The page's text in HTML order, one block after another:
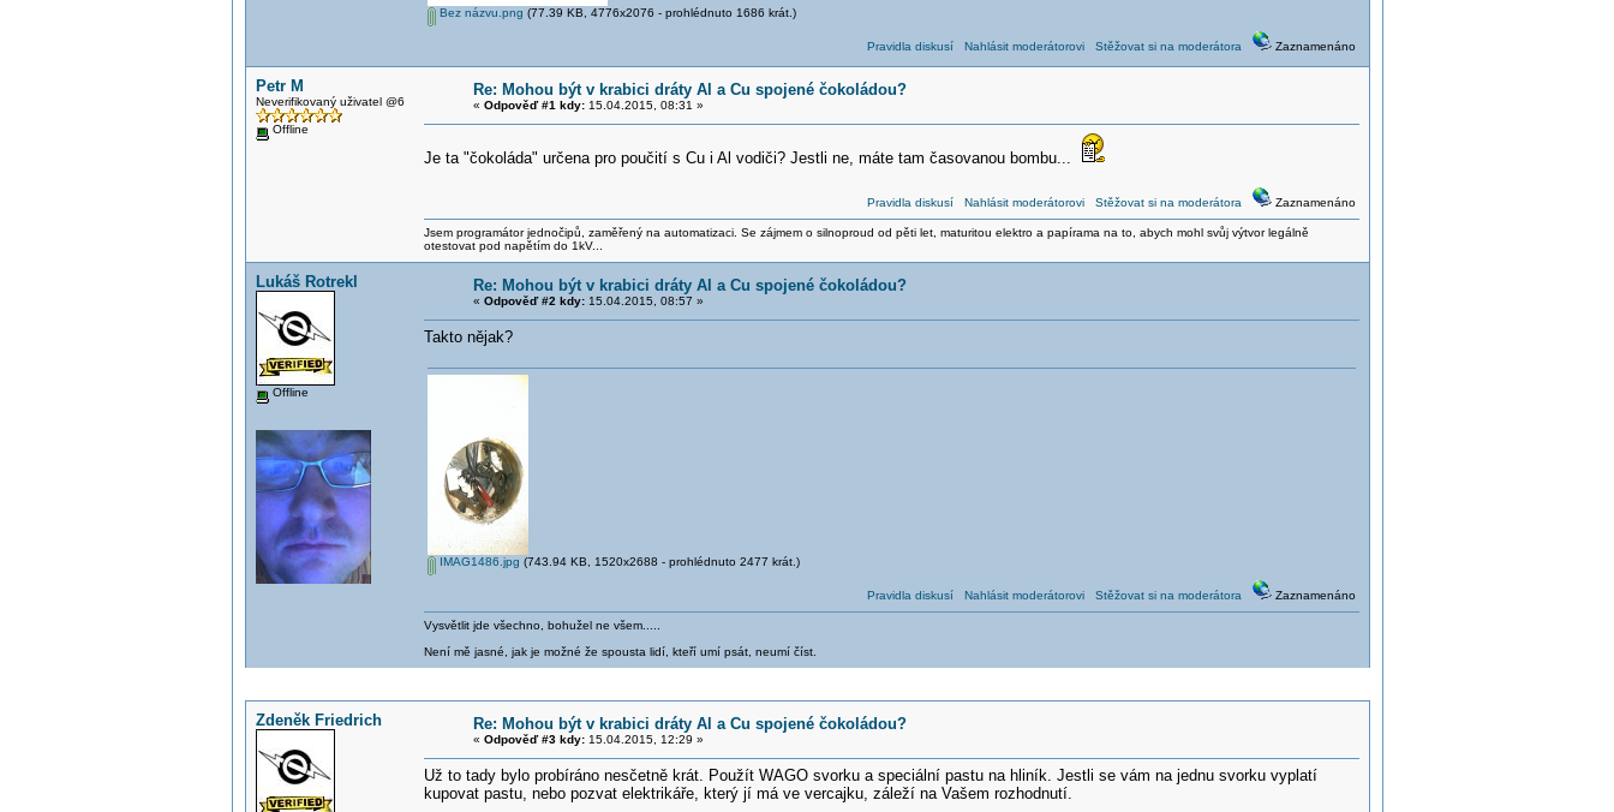
Bez názvu.png (77.39 KB, 4776x2076 - prohlédnuto 1686 krát.)
Pravidla diskusí Nahlásit moderátorovi Stěžovat si na moderátora Zaznamenáno
Petr M
Neverifikovaný uživatel @6
Offline
Re: Mohou být v krabici dráty Al a Cu spojené čokoládou?
« Odpověď #1 kdy:15.04.2015, 08:31 »
Je ta "čokoláda" určena pro poučití s Cu i Al vodiči? Jestli ne, máte tam časovanou bombu...
Pravidla diskusí Nahlásit moderátorovi Stěžovat si na moderátora Zaznamenáno
Jsem programátor jednočipů, zaměřený na automatizaci. Se zájmem o silnoproud od pěti let, maturitou elektro a papírama na to, abych mohl svůj výtvor legálně
otestovat pod napětím do 1kV...
Lukáš Rotrekl
Offline
Re: Mohou být v krabici dráty Al a Cu spojené čokoládou?
« Odpověď #2 kdy:15.04.2015, 08:57 »
Takto nějak?
IMAG1486.jpg (743.94 KB, 1520x2688 - prohlédnuto 2477 krát.)
Pravidla diskusí Nahlásit moderátorovi Stěžovat si na moderátora Zaznamenáno
Vysvětlit jde všechno, bohužel ne všem.....
Není mě jasné, jak je možné že spousta lidí, kteří umí psát, neumí číst.
Zdeněk Friedrich Re: Mohou být v krabici dráty Al a Cu spojené čokoládou?
« Odpověď #3 kdy:15.04.2015, 12:29 »
Už to tady bylo probíráno nesčetně krát. Použít WAGO svorku a speciální pastu na hliník. Jestli se vám na jednu svorku vyplatí
kupovat pastu, nebo pozvat elektrikáře, který jí má ve vercajku, záleží na Vašem rozhodnutí.